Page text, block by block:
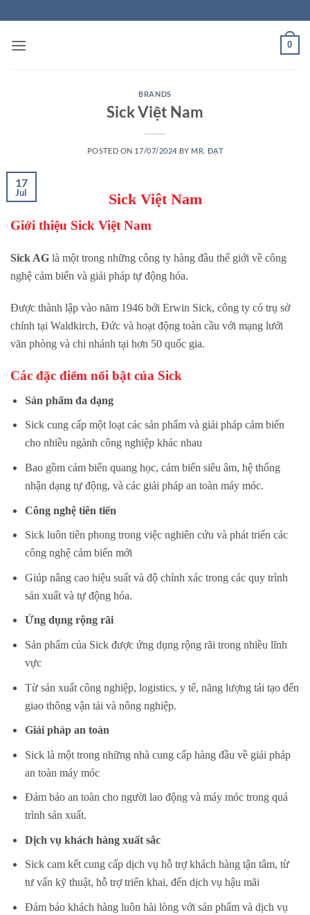
to
content
0
BRANDS
Sick Việt Nam
POSTED ON 17/07/2024 BY MR. ĐẠT
17
Jul Sick Việt Nam
Giới thiệu Sick Việt Nam
Sick AG là một trong những công ty hàng đầu thế giới về công
nghệ cảm biến và giải pháp tự động hóa.
Được thành lập vào năm 1946 bởi Erwin Sick, công ty có trụ sở
chính tại Waldkirch, Đức và hoạt động toàn cầu với mạng lưới
văn phòng và chi nhánh tại hơn 50 quốc gia.
Các đặc điểm nổi bật của Sick
Sản phẩm đa dạng
Sick cung cấp một loạt các sản phẩm và giải pháp cảm biến
cho nhiều ngành công nghiệp khác nhau
Bao gồm cảm biến quang học, cảm biến siêu âm, hệ thống
nhận dạng tự động, và các giải pháp an toàn máy móc.
Công nghệ tiên tiến
Sick luôn tiên phong trong việc nghiên cứu và phát triển các
công nghệ cảm biến mới
Giúp nâng cao hiệu suất và độ chính xác trong các quy trình
sản xuất và tự động hóa.
Ứng dụng rộng rãi
Sản phẩm của Sick được ứng dụng rộng rãi trong nhiều lĩnh
vực
Từ sản xuất công nghiệp, logistics, y tế, năng lượng tái tạo đến
giao thông vận tải và nông nghiệp.
Giải pháp an toàn
Sick là một trong những nhà cung cấp hàng đầu về giải pháp
an toàn máy móc
Đảm bảo an toàn cho người lao động và máy móc trong quá
trình sản xuất.
Dịch vụ khách hàng xuất sắc
Sick cam kết cung cấp dịch vụ hỗ trợ khách hàng tận tâm, từ
tư vấn kỹ thuật, hỗ trợ triển khai, đến dịch vụ hậu mãi
Đảm bảo khách hàng luôn hài lòng với sản phẩm và dịch vụ